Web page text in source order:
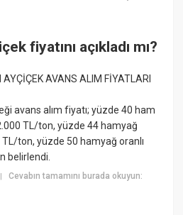
fiyatını açıkladı mı?
AVANS ALIM FİYATLARI
avans alım fiyatı; yüzde 40 ham
TL/ton, yüzde 44 hamyağ
ton, yüzde 50 hamyağ oranlı
belirlendi.
Cevabın tamamını burada okuyun: